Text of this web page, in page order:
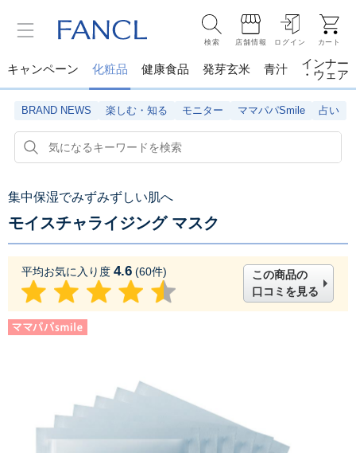
検索 店舗情報 ログイン カート
キャンペーン 化粧品 健康食品 発芽玄米 青汁
インナー
・ウェア
BRAND NEWS 楽しむ・知る モニター ママパパSmile 占い
集中保湿でみずみずしい肌へ
モイスチャライジング マスク
平均お気に入り度 4.6 (60件)
この商品の
口コミを見る